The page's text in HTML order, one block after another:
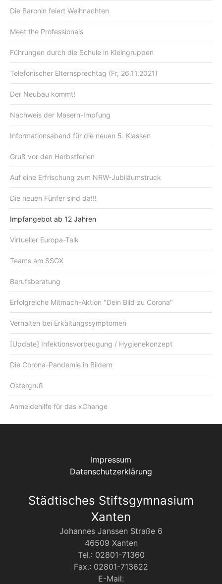
Die Baronin feiert Weihnachten
Meet the Professionals
Führungen durch die Schule in Kleingruppen
Telefonischer Elternsprechtag (Fr, 26.11.2021)
Der Neubau kommt!
Nachweis der Masern-Impfung
Informationsabend für die neuen 5. Klassen
Gruß vor den Herbstferien
Auf eine Erfrischung zum NRW-Jubiläumstruck
Die neuen Fünfer sind da!!!
Impfangebot ab 12 Jahren
Virtueller Europa-Talk
Teams am SSGX
Berufsberatung
Erfolgreiche Mitmach-Aktion "Dein Bild zu Corona"
Verhalten bei Erkältungssymptomen
[Update] Infektionsvorbeugung / Hygienekonzept
Die Corona-Pandemie in Bildern
Ostergruß
Anmeldehilfe für das xChange
Impressum
Datenschutzerklärung
Städtisches Stiftsgymnasium
Xanten
Johannes Janssen Straße 6
46509 Xanten
Tel.: 02801-71360
Fax.: 02801-713622
E-Mail: